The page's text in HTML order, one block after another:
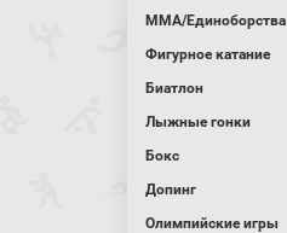
MMA/Единоборства
Фигурное катание
Биатлон
Лыжные гонки
Бокс
Допинг
Олимпийские игры